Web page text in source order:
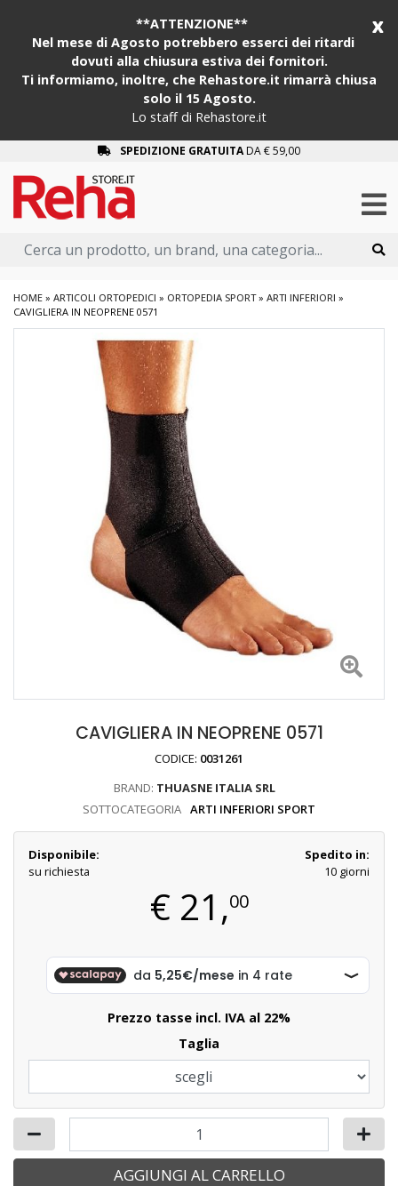
x
**ATTENZIONE**
Nel mese di Agosto potrebbero esserci dei ritardi
dovuti alla chiusura estiva dei fornitori.
Ti informiamo, inoltre, che Rehastore.it rimarrà chiusa
solo il 15 Agosto.
Lo staff di Rehastore.it
SPEDIZIONE GRATUITADA € 59,00
HOME » ARTICOLI ORTOPEDICI » ORTOPEDIA SPORT» ARTI INFERIORI »
CAVIGLIERA IN NEOPRENE 0571
CAVIGLIERA IN NEOPRENE 0571
CODICE: 0031261
BRAND: THUASNE ITALIA SRL
SOTTOCATEGORIA ARTI INFERIORI SPORT
Disponibile:
su richiesta
Spedito in:
10 giorni
€ 21,00
Prezzo tasse incl. IVA al 22%
Taglia
AGGIUNGI AL CARRELLO